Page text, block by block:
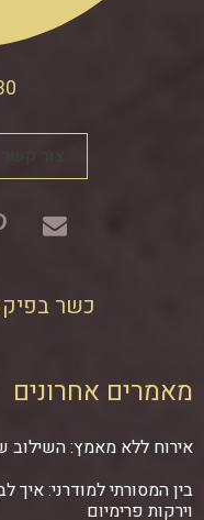
כשר
מאמרים אחרונים
אירוח ללא מאמץ: השילוב
בין המסורתי למודרני:
וירקות פרימיום